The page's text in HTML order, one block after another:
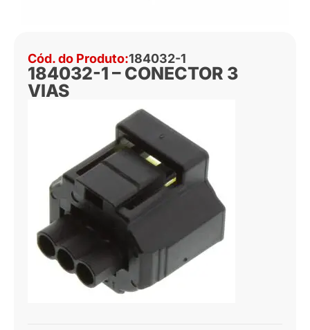
Cód. do Produto:184032-1
184032-1 – CONECTOR 3
VIAS